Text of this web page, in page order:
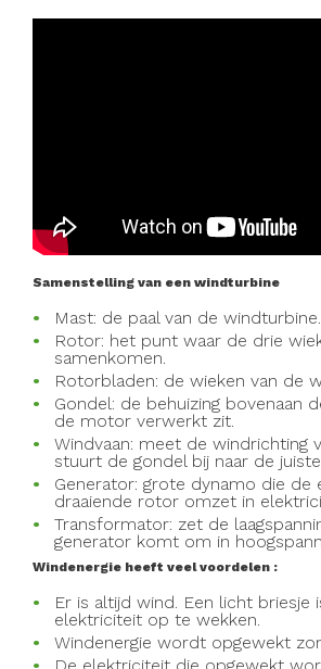
Samenstelling van een windturbine
Mast: de paal van de windturbine.
Rotor: het punt waar de drie
samenkomen.
Rotorbladen: de wieken van de
Gondel: de behuizing bovenaan
de motor verwerkt zit.
Windvaan: meet de windrichting
stuurt de gondel bij naar de
Generator: grote dynamo die de
draaiende rotor omzet in
Transformator: zet de
generator komt om in
Windenergie heeft veel voordelen :
Er is altijd wind. Een licht briesje
elektriciteit op te wekken.
Windenergie wordt opgewekt